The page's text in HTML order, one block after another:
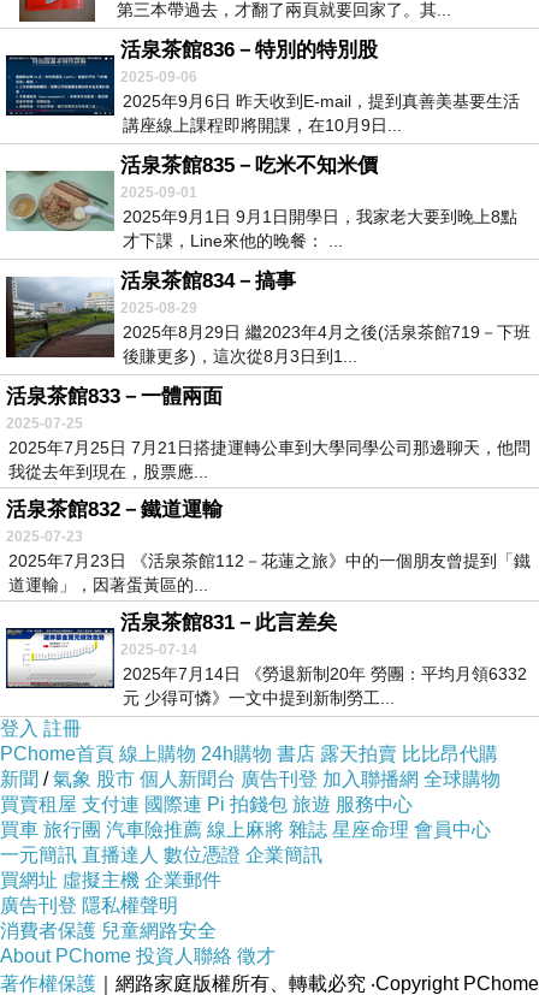
第三本帶過去，才翻了兩頁就要回家了。其...
活泉茶館836－特別的特別股
2025-09-06
2025年9月6日 昨天收到E-mail，提到真善美基要生活
講座線上課程即將開課，在10月9日...
活泉茶館835－吃米不知米價
2025-09-01
2025年9月1日 9月1日開學日，我家老大要到晚上8點
才下課，Line來他的晚餐： ...
活泉茶館834－搞事
2025-08-29
2025年8月29日 繼2023年4月之後(活泉茶館719－下班
後賺更多)，這次從8月3日到1...
活泉茶館833－一體兩面
2025-07-25
2025年7月25日 7月21日搭捷運轉公車到大學同學公司那邊聊天，他問
我從去年到現在，股票應...
活泉茶館832－鐵道運輸
2025-07-23
2025年7月23日 《活泉茶館112－花蓮之旅》中的一個朋友曾提到「鐵
道運輸」，因著蛋黃區的...
活泉茶館831－此言差矣
2025-07-14
2025年7月14日 《勞退新制20年 勞團：平均月領6332
元 少得可憐》一文中提到新制勞工...
登入 註冊
PChome首頁 線上購物 24h購物 書店 露天拍賣 比比昂代購
新聞 /氣象 股市 個人新聞台 廣告刊登 加入聯播網 全球購物
買賣租屋 支付連 國際連 Pi 拍錢包 旅遊 服務中心
買車 旅行團 汽車險推薦 線上麻將 雜誌 星座命理 會員中心
一元簡訊 直播達人 數位憑證 企業簡訊
買網址 虛擬主機 企業郵件
廣告刊登 隱私權聲明
消費者保護 兒童網路安全
About PChome 投資人聯絡 徵才
著作權保護 ｜網路家庭版權所有、轉載必究 ‧Copyright PChome